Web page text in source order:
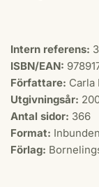
Intern referens:
ISBN/EAN:
Författare: Carla
Utgivningsår:
Antal sidor: 366
Format: Inbunden
Förlag: